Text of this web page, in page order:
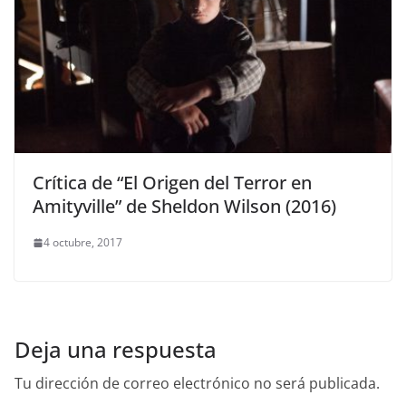
Crítica de “El Origen del Terror en
Amityville” de Sheldon Wilson (2016)
4 octubre, 2017
Deja una respuesta
Tu dirección de correo electrónico no será publicada.